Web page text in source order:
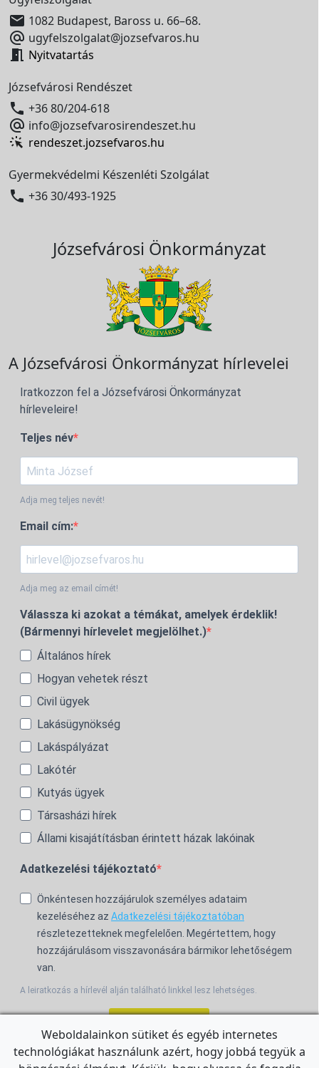
 1082 Budapest, Baross u. 66–68.
 ugyfelszolgalat@jozsefvaros.hu
 Nyitvatartás
Józsefvárosi Rendészet
 +36 80/204-618
 info@jozsefvarosirendeszet.hu
rendeszet.jozsefvaros.hu
Gyermekvédelmi Készenléti Szolgálat
 +36 30/493-1925
Józsefvárosi Önkormányzat
A Józsefvárosi Önkormányzat hírlevelei
Iratkozzon fel a Józsefvárosi Önkormányzat
hírleveleire!
Teljes név
Adja meg teljes nevét!
Email cím:
Adja meg az email címét!
Válassza ki azokat a témákat, amelyek érdeklik!
(Bármennyi hírlevelet megjelölhet.)
Általános hírek
Hogyan vehetek részt
Civil ügyek
Lakásügynökség
Lakáspályázat
Lakótér
Kutyás ügyek
Társasházi hírek
Állami kisajátításban érintett házak lakóinak
Adatkezelési tájékoztató
Önkéntesen hozzájárulok személyes adataim
kezeléséhez az Adatkezelési tájékoztatóban
részletezetteknek megfelelően. Megértettem, hogy
hozzájárulásom visszavonására bármikor lehetőségem
van.
A leiratkozás a hírlevél alján található linkkel lesz lehetséges.
For the English Newsletter, clickHERE.
Weboldalainkon sütiket és egyéb internetes
technológiákat használunk azért, hogy jobbá tegyük a